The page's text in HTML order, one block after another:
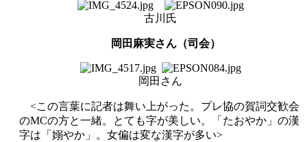
古川氏
岡田麻実さん（司会）
岡田さん
<この言葉に記者は舞い上がった。プレ協の賀詞交歓会
のMCの方と一緒。とても字が美しい。「たおやか」の漢
字は「嫋やか」。女偏は変な漢字が多い>